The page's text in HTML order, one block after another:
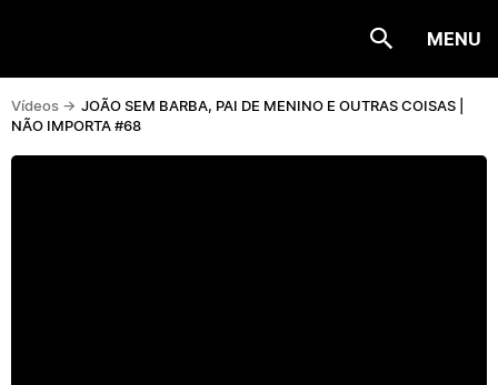
MENU
Vídeos -> JOÃO SEM BARBA, PAI DE MENINO E OUTRAS COISAS |
NÃO IMPORTA #68